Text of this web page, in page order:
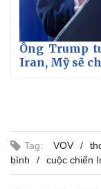
Ông Trump
Iran, Mỹ sẽ
Tag: VOV
bình
cuộc chiến